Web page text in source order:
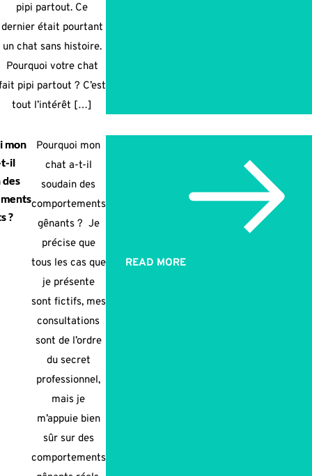
pipi partout. Ce
dernier était pourtant
un chat sans histoire.
Pourquoi votre chat
pipi partout ? C’est
tout l’intérêt […]
mon
t-il
des
?
Pourquoi mon
chat a-t-il
soudain des
comportements
gênants ? Je
précise que
tous les cas que
je présente
sont fictifs, mes
consultations
sont de l’ordre
du secret
professionnel,
mais je
m’appuie bien
sûr sur des
comportements
READ MORE